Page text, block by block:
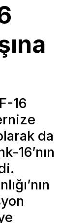
16
da
16’nın